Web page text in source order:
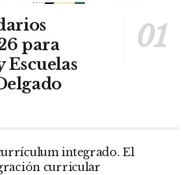
para
Escuelas
integrado. El
curricular